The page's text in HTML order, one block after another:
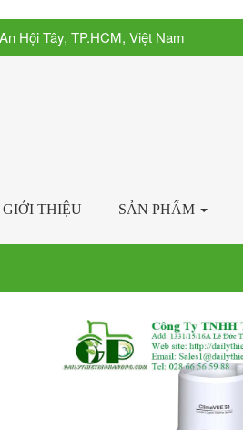
Hội Tây, TP.HCM, Việt Nam
GIỚI THIỆU SẢN PHẨM